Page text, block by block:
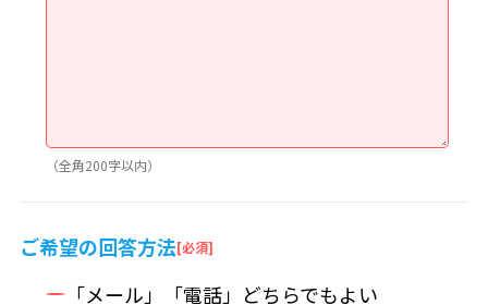
（全角200字以内）
ご希望の回答方法
「メール」「電話」どちらでもよい